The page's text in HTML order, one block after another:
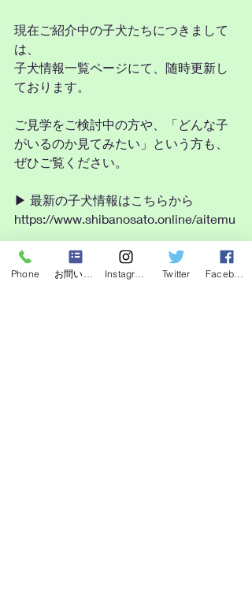
現在ご紹介中の子犬たちにつきまして
は、
子犬情報一覧ページにて、随時更新し
ております。
ご見学をご検討中の方や、「どんな子
がいるのか見てみたい」という方も、
ぜひご覧ください。
▶︎ 最新の子犬情報はこちらから
https://www.shibanosato.online/aitemu
※見学は予約制となっております。
ご希望の日時がございましたら、お早
Phone Twitter